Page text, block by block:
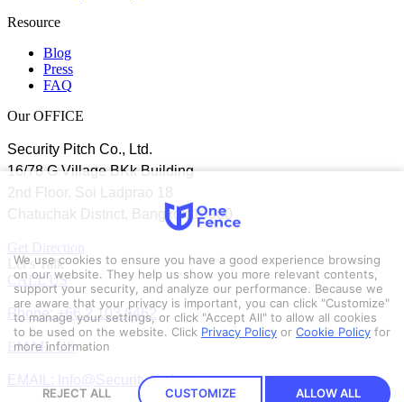
Resource
Blog
Press
FAQ
Our OFFICE
Security Pitch Co., Ltd.
16/78 G Village BKk Building
2nd Floor, Soi Ladprao 18
Chatuchak District, Bangkok 10900
Get Direction
Let’s Talk
CALL US
Phone: +66 2 103 6462
EMAIL US
EMAIL: Info@Securitypitch.com
We use cookies to ensure you have a good experience browsing
on our website. They help us show you more relevant contents,
support your security, and analyze our performance. Because we
are aware that your privacy is important, you can click "Customize"
to manage your settings, or click "Accept All" to allow all cookies
to be used on the website. Click Privacy Policy or Cookie Policy for
more information
REJECT ALL CUSTOMIZE ALLOW ALL